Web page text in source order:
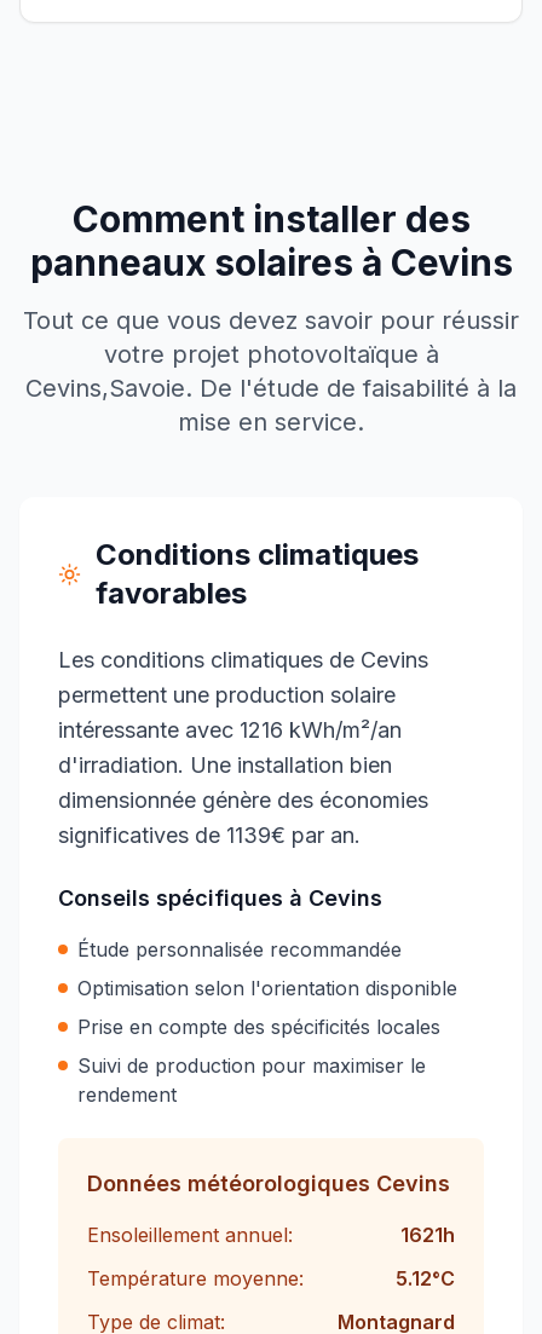
Comment installer des
panneaux solaires à Cevins
Tout ce que vous devez savoir pour réussir
votre projet photovoltaïque à
Cevins,Savoie. De l'étude de faisabilité à la
mise en service.
Conditions climatiques
favorables
Les conditions climatiques de Cevins
permettent une production solaire
intéressante avec 1216 kWh/m²/an
d'irradiation. Une installation bien
dimensionnée génère des économies
significatives de 1139€ par an.
Conseils spécifiques à Cevins
Étude personnalisée recommandée
Optimisation selon l'orientation disponible
Prise en compte des spécificités locales
Suivi de production pour maximiser le
rendement
Données météorologiques Cevins
Ensoleillement annuel: 1621h
Température moyenne:
5.12°C
Type de climat:
Montagnard